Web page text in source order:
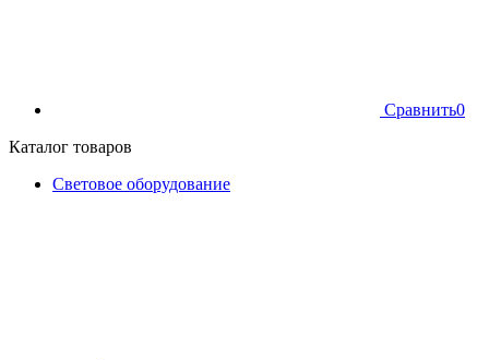
Сравнить0
Каталог товаров
Световое оборудование